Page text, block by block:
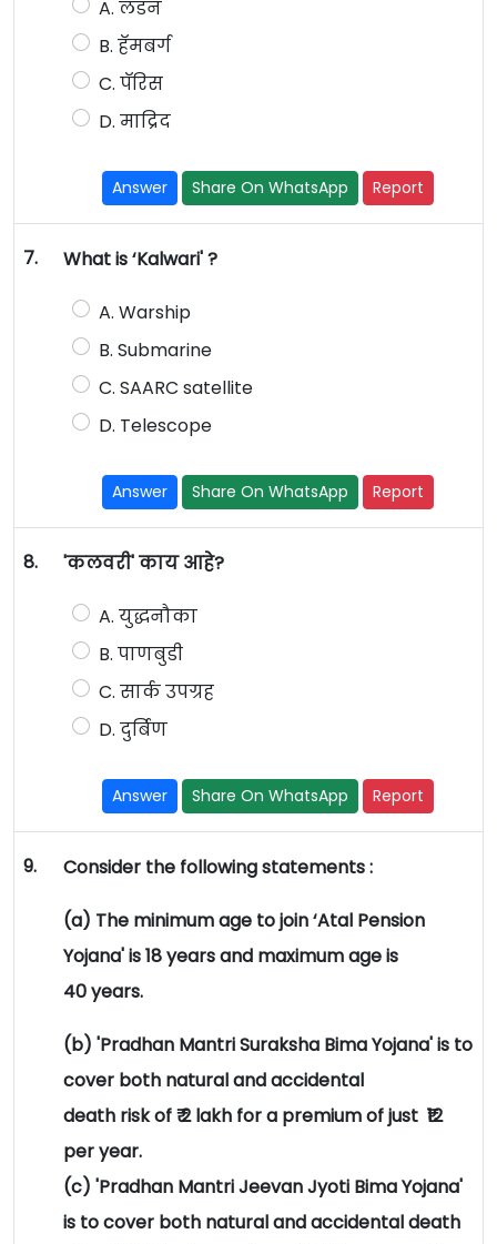
A. लंडन
B. हॅमबर्ग
C. पॅरिस
D. माद्रिद
Answer Share On WhatsApp Report
7. What is ‘Kalwari' ?
A. Warship
B. Submarine
C. SAARC satellite
D. Telescope
Answer Share On WhatsApp Report
8. 'कलवरी' काय आहे?
A. युद्धनौका
B. पाणबुडी
C. सार्क उपग्रह
D. दुर्बिण
Answer Share On WhatsApp Report
9. Consider the following statements :
(a) The minimum age to join ‘Atal Pension
Yojana' is 18 years and maximum age is
40 years.
(b) 'Pradhan Mantri Suraksha Bima Yojana' is to
cover both natural and accidental
death risk of ₹ 2 lakh for a premium of just ₹12
per year.
(c) 'Pradhan Mantri Jeevan Jyoti Bima Yojana'
is to cover both natural and accidental death